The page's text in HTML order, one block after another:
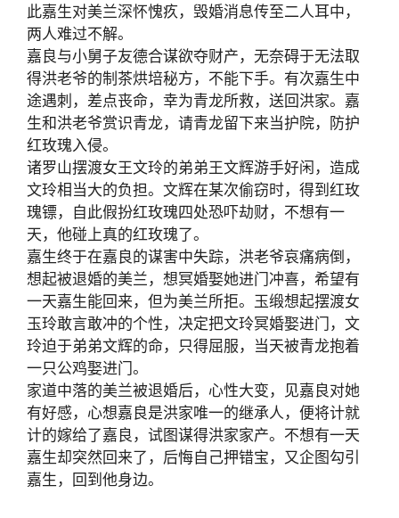
此嘉生对美兰深怀愧疚，毁婚消息传至二人耳中，
两人难过不解。
嘉良与小舅子友德合谋欲夺财产，无奈碍于无法取
得洪老爷的制茶烘培秘方，不能下手。有次嘉生中
途遇刺，差点丧命，幸为青龙所救，送回洪家。嘉
生和洪老爷赏识青龙，请青龙留下来当护院，防护
红玫瑰入侵。
诸罗山摆渡女王文玲的弟弟王文辉游手好闲，造成
文玲相当大的负担。文辉在某次偷窃时，得到红玫
瑰镖，自此假扮红玫瑰四处恐吓劫财，不想有一
天，他碰上真的红玫瑰了。
嘉生终于在嘉良的谋害中失踪，洪老爷哀痛病倒，
想起被退婚的美兰，想冥婚娶她进门冲喜，希望有
一天嘉生能回来，但为美兰所拒。玉缎想起摆渡女
玉玲敢言敢冲的个性，决定把文玲冥婚娶进门，文
玲迫于弟弟文辉的命，只得屈服，当天被青龙抱着
一只公鸡娶进门。
家道中落的美兰被退婚后，心性大变，见嘉良对她
有好感，心想嘉良是洪家唯一的继承人，便将计就
计的嫁给了嘉良，试图谋得洪家家产。不想有一天
嘉生却突然回来了，后悔自己押错宝，又企图勾引
嘉生，回到他身边。